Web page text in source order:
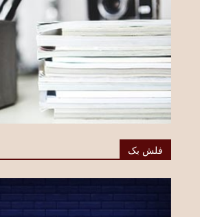
فلش بک